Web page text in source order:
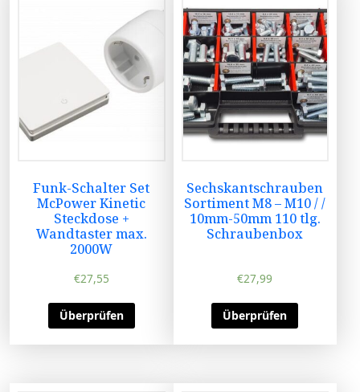
Funk-Schalter Set
McPower Kinetic
Steckdose +
Wandtaster max.
2000W
€27,55
Überprüfen
Sechskantschrauben
Sortiment M8 – M10 / /
10mm-50mm 110 tlg.
Schraubenbox
€27,99
Überprüfen